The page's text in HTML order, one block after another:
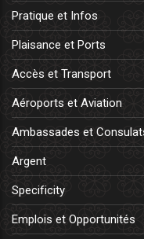
Pratique et Infos
Plaisance et Ports
Accès et Transport
Aéroports et Aviation
Ambassades et
Argent
Specificity
Emplois et Opportunités